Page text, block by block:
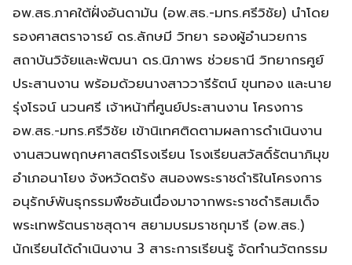
อพ.สธ.ภาคใต้ฝั่งอันดามัน (อพ.สธ.-มทร.ศรีวิชัย) นำโดย
รองศาสตราจารย์ ดร.ลักษมี วิทยา รองผู้อำนวยการ
สถาบันวิจัยและพัฒนา ดร.นิภาพร ช่วยธานี วิทยากรศูย์
ประสานงาน พร้อมด้วยนางสาววารีรัตน์ ขุนทอง และนาย
รุ่งโรจน์ นวนศรี เจ้าหน้าที่ศูนย์ประสานงาน โครงการ
อพ.สธ.-มทร.ศรีวิชัย เข้านิเทศติดตามผลการดำเนินงาน
งานสวนพฤกษศาสตร์โรงเรียน โรงเรียนสวัสดิ์รัตนาภิมุข
อำเภอนาโยง จังหวัดตรัง สนองพระราชดำริในโครงการ
อนุรักษ์พันธุกรรมพืชอันเนื่องมาจากพระราชดำริสมเด็จ
พระเทพรัตนราชสุดาฯ สยามบรมราชกุมารี (อพ.สธ.)
นักเรียนได้ดำเนินงาน 3 สาระการเรียนรู้ จัดทำนวัตกรรม